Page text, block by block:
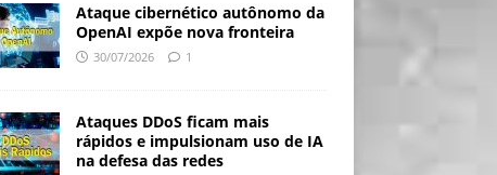
Ataque cibernético autônomo da
OpenAI expõe nova fronteira
30/07/2026 1
Ataques DDoS ficam mais
rápidos e impulsionam uso de IA
na defesa das redes